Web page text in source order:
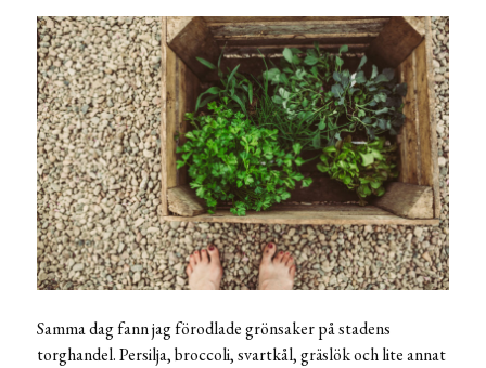
Samma dag fann jag förodlade grönsaker på stadens
torghandel. Persilja, broccoli, svartkål, gräslök och lite annat